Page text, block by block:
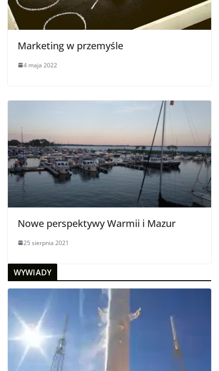
Marketing w przemyśle
4 maja 2022
Nowe perspektywy Warmii i Mazur
25 sierpnia 2021
WYWIADY